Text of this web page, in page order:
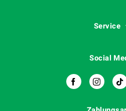
Service
Social